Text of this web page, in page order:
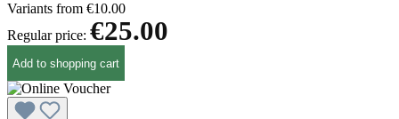
Variants from €10.00
Regular price: €25.00
Add to shopping cart